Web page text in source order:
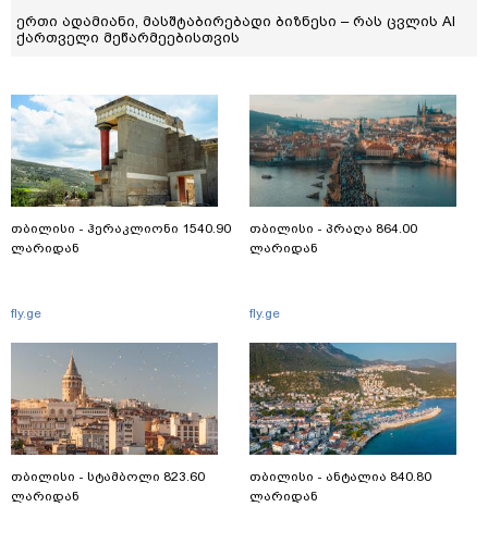
ერთი ადამიანი, მასშტაბირებადი ბიზნესი – რას ცვლის AI
ქართველი მეწარმეებისთვის
თბილისი - ჰერაკლიონი 1540.90
ლარიდან
fly.ge
თბილისი - სტამბოლი 823.60
ლარიდან
თბილისი - პრაღა 864.00
ლარიდან
fly.ge
თბილისი - ანტალია 840.80
ლარიდან